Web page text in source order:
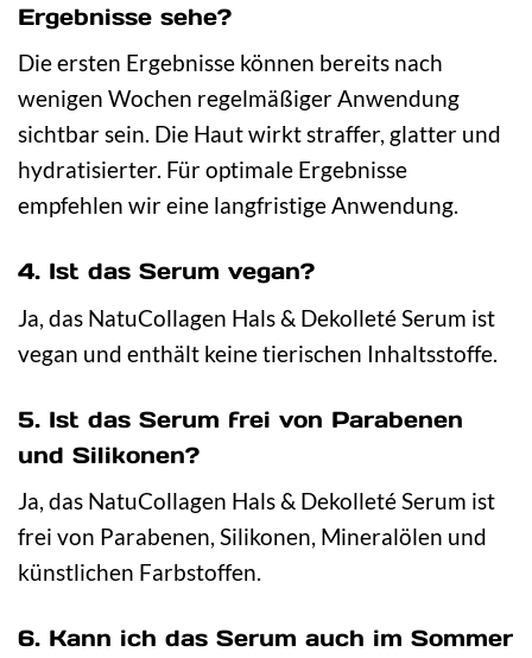
Ergebnisse sehe?
Die ersten Ergebnisse können bereits nach
wenigen Wochen regelmäßiger Anwendung
sichtbar sein. Die Haut wirkt straffer, glatter und
hydratisierter. Für optimale Ergebnisse
empfehlen wir eine langfristige Anwendung.
4. Ist das Serum vegan?
Ja, das NatuCollagen Hals & Dekolleté Serum ist
vegan und enthält keine tierischen Inhaltsstoffe.
5. Ist das Serum frei von Parabenen
und Silikonen?
Ja, das NatuCollagen Hals & Dekolleté Serum ist
frei von Parabenen, Silikonen, Mineralölen und
künstlichen Farbstoffen.
6. Kann ich das Serum auch im Sommer